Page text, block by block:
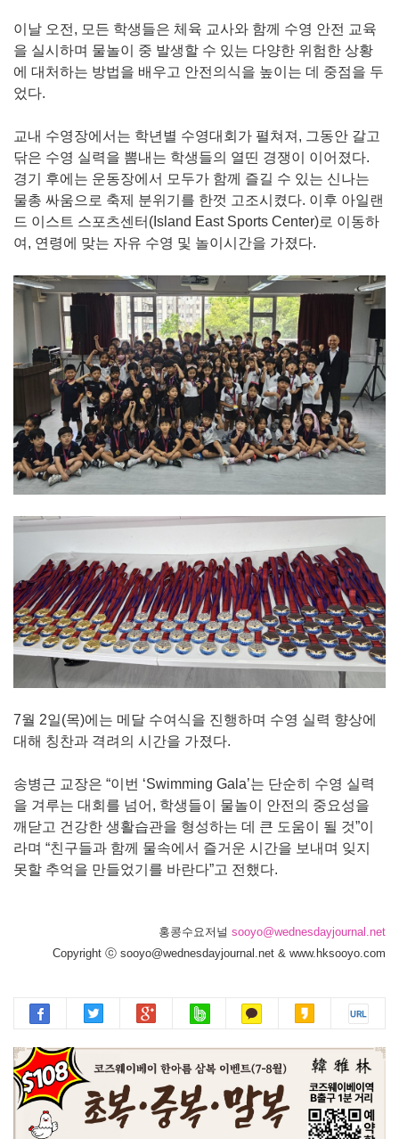
이날 오전, 모든 학생들은 체육 교사와 함께 수영 안전 교육
을 실시하며 물놀이 중 발생할 수 있는 다양한 위험한 상황
에 대처하는 방법을 배우고 안전의식을 높이는 데 중점을 두
었다.
교내 수영장에서는 학년별 수영대회가 펼쳐져, 그동안 갈고
닦은 수영 실력을 뽐내는 학생들의 열띤 경쟁이 이어졌다.
경기 후에는 운동장에서 모두가 함께 즐길 수 있는 신나는
물총 싸움으로 축제 분위기를 한껏 고조시켰다. 이후 아일랜
드 이스트 스포츠센터(Island East Sports Center)로 이동하
여, 연령에 맞는 자유 수영 및 놀이시간을 가졌다.
7월 2일(목)에는 메달 수여식을 진행하며 수영 실력 향상에
대해 칭찬과 격려의 시간을 가졌다.
송병근 교장은 “이번 ‘Swimming Gala’는 단순히 수영 실력
을 겨루는 대회를 넘어, 학생들이 물놀이 안전의 중요성을
깨닫고 건강한 생활습관을 형성하는 데 큰 도움이 될 것”이
라며 “친구들과 함께 물속에서 즐거운 시간을 보내며 잊지
못할 추억을 만들었기를 바란다”고 전했다.
홍콩수요저널 sooyo@wednesdayjournal.net
Copyright ⓒ sooyo@wednesdayjournal.net & www.hksooyo.com